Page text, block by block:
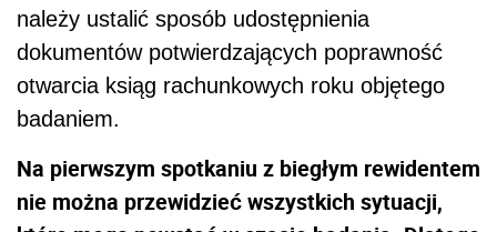
należy ustalić sposób udostępnienia
dokumentów potwierdzających poprawność
otwarcia ksiąg rachunkowych roku objętego
badaniem.
Na pierwszym spotkaniu z biegłym rewidentem
nie można przewidzieć wszystkich sytuacji,